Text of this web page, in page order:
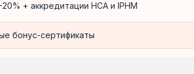
+ аккредитации HCA и IPHM
бонус-сертификаты